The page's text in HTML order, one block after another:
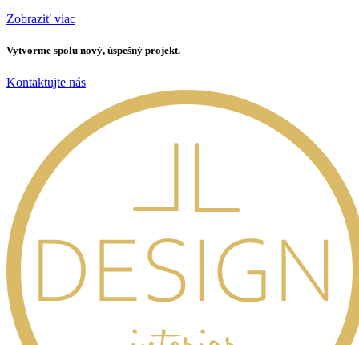
Zobraziť viac
Vytvorme spolu nový, úspešný projekt.
Kontaktujte nás